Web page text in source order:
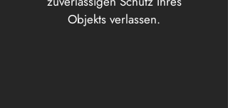
Objekts verlassen.